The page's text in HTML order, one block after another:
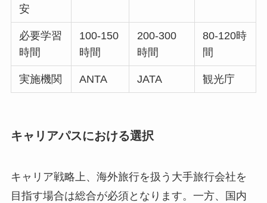
安
必要学習
時間
100-150
時間
200-300
時間
80-120時
間
実施機関 ANTA JATA 観光庁
キャリアパスにおける選択
キャリア戦略上、海外旅行を扱う大手旅行会社を
目指す場合は総合が必須となります。一方、国内